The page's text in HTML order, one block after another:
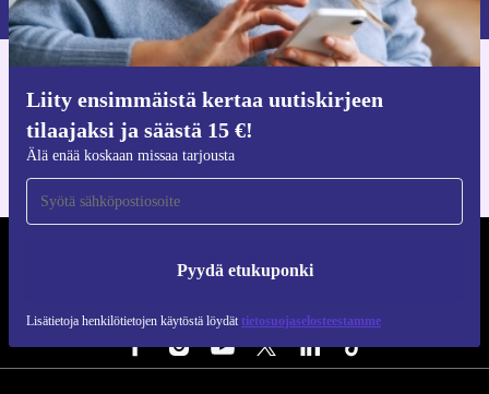
Liity ensimmäistä kertaa uutiskirjeen
tilaajaksi ja säästä 15 €!
Älä enää koskaan missaa tarjousta
Pyydä etukuponki
Lisätietoja henkilötietojen käytöstä löydät tietosuojaselosteestamme
iOS:lle ja Androidille